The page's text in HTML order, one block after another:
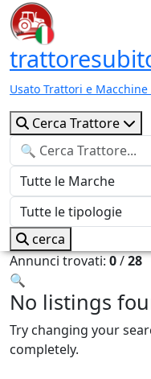
Usato Trattori e
Cerca Trattore
cerca
Annunci trovati:0/28
🔍
No listings
Try changing your
completely.